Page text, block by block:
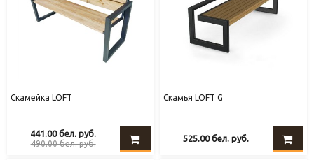
Скамейка LOFT
441.00бел. руб.
490.00бел. руб.
Скамья LOFT G
525.00бел. руб.